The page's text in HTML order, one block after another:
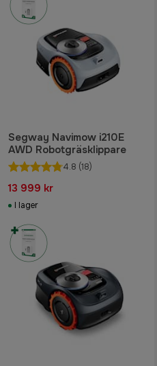
Segway Navimow i210E
AWD Robotgräsklippare
4.8 (18)
13 999 kr
I lager